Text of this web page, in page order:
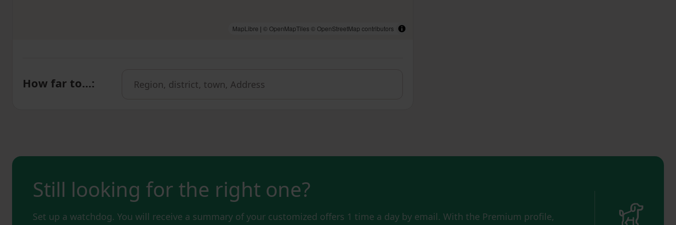
MapLibre | © OpenMapTiles © OpenStreetMap contributors
How far to…:
Still looking for the right one?
Set up a watchdog. You will receive a summary of your customized offers 1 time a day by email. With the Premium profile,